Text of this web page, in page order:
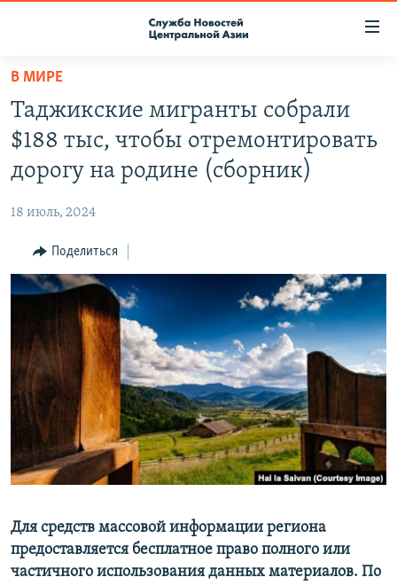
Вернуться
основному
содержанию
главной
Вернутся
поиску
ПОДПИСКА
НАСТОЯЩЕЕ ВРЕМЯ
МИГРАНТ МЕДИА
В МИРЕ
Таджикские мигранты собрали
$188 тыс, чтобы отремонтировать
дорогу на родине (сборник)
18 июль, 2024
Поделиться
Для средств массовой информации региона
предоставляется бесплатное право полного или
частичного использования данных материалов. По